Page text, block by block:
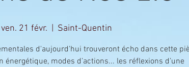
ven. 21 févr. Saint-Quentin
d'aujourd'hui trouveront écho dans cette
énergétique, modes d’actions... les réflexions d’une